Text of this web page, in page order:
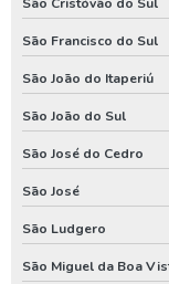
Valor de poço
Venda de poço
São Francisco do Sul
São João do Itaperiú
São João do Sul
São José do Cedro
São José
São Ludgero
São Miguel da Boa